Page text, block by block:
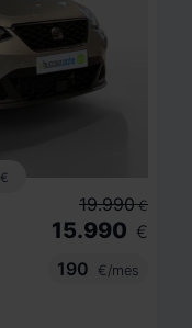
€
19.990 €
15.990 €
190
€/mes